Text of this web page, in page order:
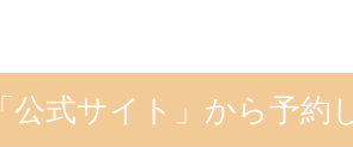
「公式サイト」から予約